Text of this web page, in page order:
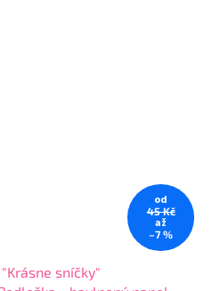
od
45 Kč
až
–7 %
sníčky"